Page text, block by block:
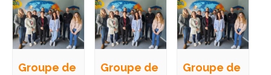
Groupe de
Groupe de
Groupe de